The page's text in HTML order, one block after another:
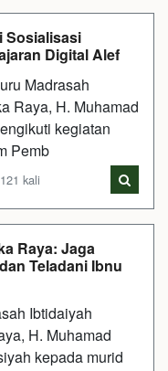
Sosialisasi
Digital Alef
Madrasah
Raya, H. Muhamad
kegiatan
Pemb
kali
Raya: Jaga
Teladani Ibnu
Ibtidaiyah
H. Muhamad
kepada murid